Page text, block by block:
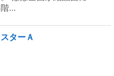
階…
ターＡ